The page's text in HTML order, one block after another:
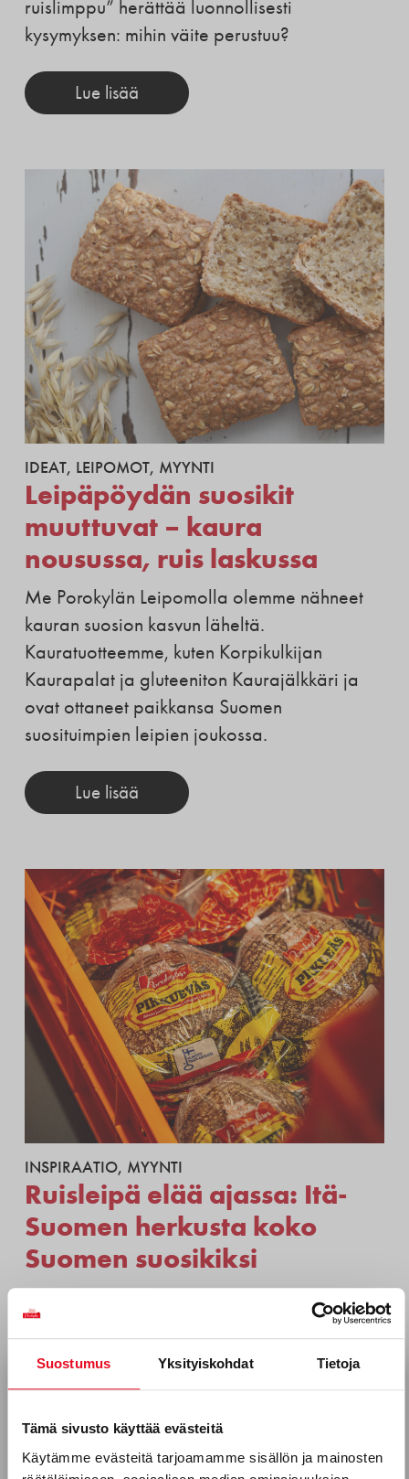
Suostumus Yksityiskohdat Tietoja
Tämä sivusto käyttää evästeitä
Käytämme evästeitä tarjoamamme sisällön ja mainosten
ruislimppu” herättää luonnollisesti
kysymyksen: mihin väite perustuu?
Lue lisää
IDEAT, LEIPOMOT, MYYNTI
Leipäpöydän suosikit
muuttuvat – kaura
nousussa, ruis laskussa
Me Porokylän Leipomolla olemme nähneet
kauran suosion kasvun läheltä.
Kauratuotteemme, kuten Korpikulkijan
Kaurapalat ja gluteeniton Kaurajälkkäri ja
ovat ottaneet paikkansa Suomen
suosituimpien leipien joukossa.
Lue lisää
INSPIRAATIO, MYYNTI
Ruisleipä elää ajassa: Itä-
Suomen herkusta koko
Suomen suosikiksi
helmikuuta juhlistetaan myös ruisleipäpäivää
– kansallisruokaamme, joka on muuttanut
mutta ruisleipä elää vahvasti osana arkea.
Yksi esimerkki tästä on Porokylän Leipomon
Tilaa uutiskirjeemme